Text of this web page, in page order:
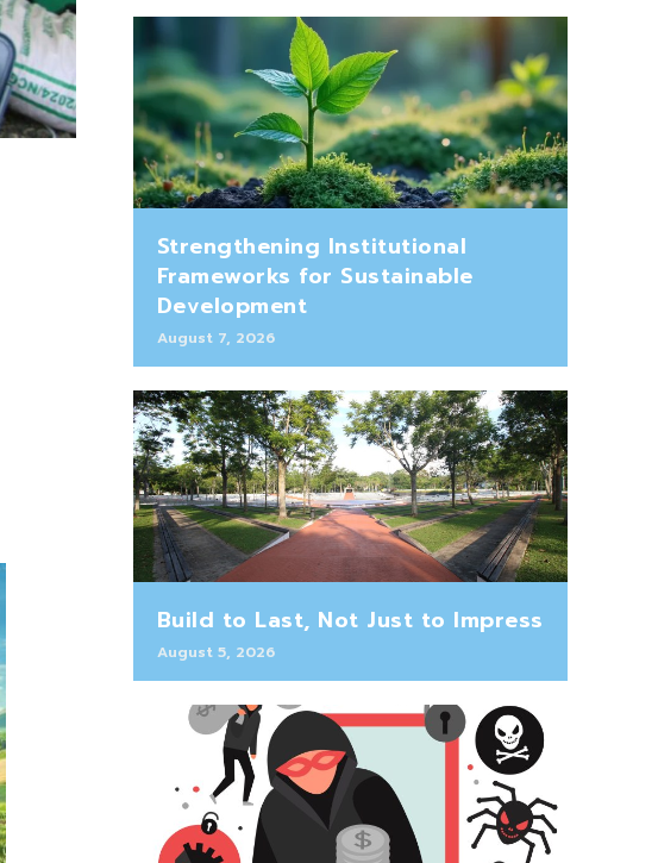
Strengthening Institutional
Frameworks for Sustainable
Development
August 7, 2026
Build to Last, Not Just to Impress
August 5, 2026